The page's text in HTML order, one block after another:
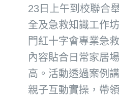
23日上午到校聯合
全及急救知識工作
門紅十字會專業急
內容貼合日常家居
高。活動透過案例
親子互動實操，帶